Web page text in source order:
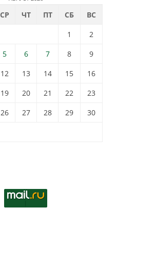
СР ЧТ ПТ СБ
ВС
1
2
5 6 7 8
9
12 13 14 15
16
19 20 21 22
23
26 27 28 29
30